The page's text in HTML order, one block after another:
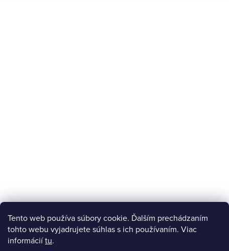
Tento web používa súbory cookie. Ďalším prechádzaním
tohto webu vyjadrujete súhlas s ich používaním. Viac
informáciítu.